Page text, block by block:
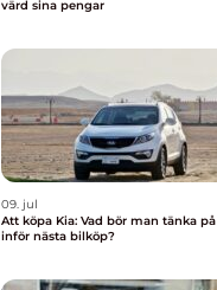
värd sina pengar
09. jul
Att köpa Kia: Vad bör man tänka på
inför nästa bilköp?